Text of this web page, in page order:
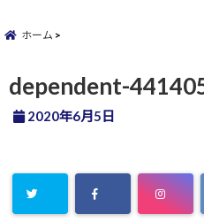
ホーム
dependent-
2020年6月5日